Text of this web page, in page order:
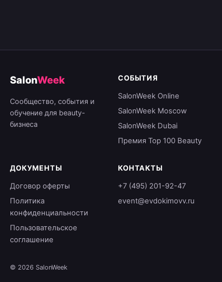
SalonWeek
Сообщество, события и
обучение для beauty-
бизнеса
СОБЫТИЯ
SalonWeek Online
SalonWeek Moscow
SalonWeek Dubai
Премия Top 100 Beauty
ДОКУМЕНТЫ
Договор оферты
Политика
конфиденциальности
Пользовательское
соглашение
КОНТАКТЫ
+7 (495) 201-92-47
event@evdokimovv.ru
© 2026 SalonWeek